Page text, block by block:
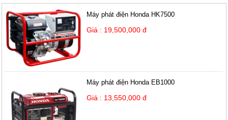
Máy phát điện Honda HK7500
Giá : 19,500,000 đ
Máy phát điện Honda EB1000
Giá : 13,550,000 đ